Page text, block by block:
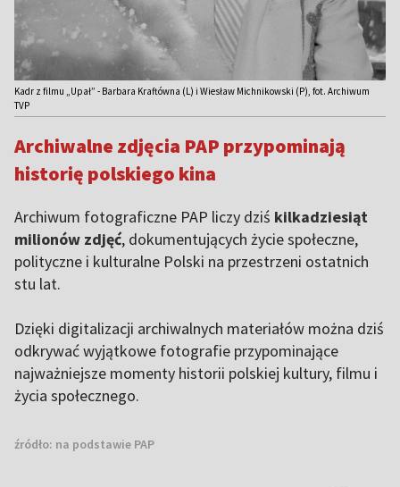
Kadr z filmu „Upał” - Barbara Kraftówna (L) i Wiesław Michnikowski (P), fot. Archiwum
TVP
Archiwalne zdjęcia PAP przypominają
historię polskiego kina
Archiwum fotograficzne PAP liczy dziś kilkadziesiąt
milionów zdjęć, dokumentujących życie społeczne,
polityczne i kulturalne Polski na przestrzeni ostatnich
stu lat.
Dzięki digitalizacji archiwalnych materiałów można dziś
odkrywać wyjątkowe fotografie przypominające
najważniejsze momenty historii polskiej kultury, filmu i
życia społecznego.
źródło: na podstawie PAP